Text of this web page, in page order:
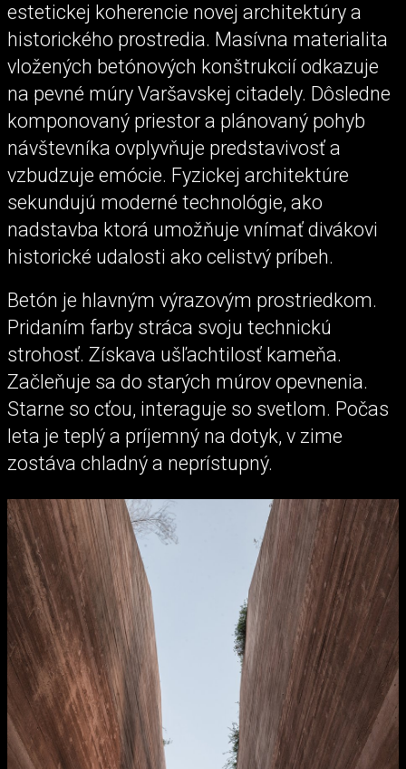
estetickej koherencie novej architektúry a
historického prostredia. Masívna materialita
vložených betónových konštrukcií odkazuje
na pevné múry Varšavskej citadely. Dôsledne
komponovaný priestor a plánovaný pohyb
návštevníka ovplyvňuje predstavivosť a
vzbudzuje emócie. Fyzickej architektúre
sekundujú moderné technológie, ako
nadstavba ktorá umožňuje vnímať divákovi
historické udalosti ako celistvý príbeh.
Betón je hlavným výrazovým prostriedkom.
Pridaním farby stráca svoju technickú
strohosť. Získava ušľachtilosť kameňa.
Začleňuje sa do starých múrov opevnenia.
Starne so cťou, interaguje so svetlom. Počas
leta je teplý a príjemný na dotyk, v zime
zostáva chladný a neprístupný.